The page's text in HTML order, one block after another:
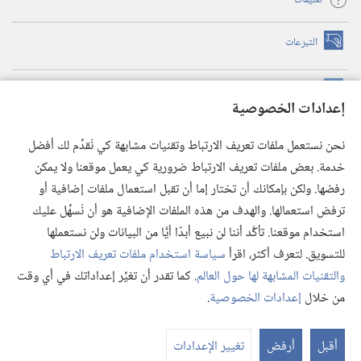
إعدادات الخصوصية
نحن نستعمل ملفات تعريف الارتباط وتقنيات مشابهة كي نُقدِّم لك أفضل
خدمة. بعض ملفات تعريف الارتباط ضرورية كي يعمل موقعنا ولا يمكن
رفضها. ولكن بإمكانك أن تختار إما أن تقبل استعمال ملفات إضافية أو
ترفض استعمالها. والهدف من هذه الملفات الإضافية هو أن نُسهِّل عليك
استخدام موقعنا. تأكَّد أننا لن نبيع أبدًا أيًّا من البيانات ولن نستعملها
للتسويق. لتعرف أكثر، اقرأسياسة استخدام ملفات تعريف الارتباط
والتقنيات المشابهة لها حول العالم. كما تقدر أن تغيِّر إعداداتك في أي وقت
من خلال إعدادات الخصوصية.
أقبل أرفض تغيير الإعدادات
التبرعات (يفتح
نافذة
(يفتح
نافذة
(يفتح
نافذة
جديدة) تطبيق ®
JW Library
مكتبة برج المراقبة
© 2026 .Watch Tower Bible and Tract Society of Pennsylvania
شروط الاستخدام |